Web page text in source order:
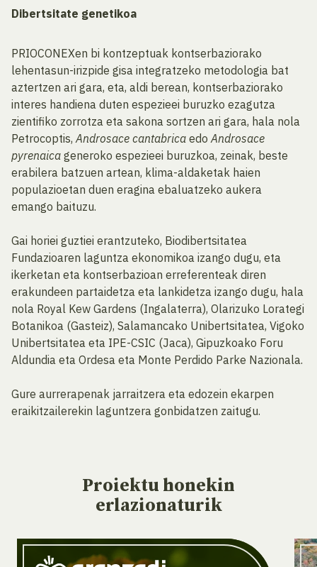
Dibertsitate genetikoa
PRIOCONEXen bi kontzeptuak kontserbaziorako
lehentasun-irizpide gisa integratzeko metodologia bat
aztertzen ari gara, eta, aldi berean, kontserbaziorako
interes handiena duten espezieei buruzko ezagutza
zientifiko zorrotza eta sakona sortzen ari gara, hala nola
Petrocoptis, Androsace cantabrica edo Androsace
pyrenaica generoko espezieei buruzkoa, zeinak, beste
erabilera batzuen artean, klima-aldaketak haien
populazioetan duen eragina ebaluatzeko aukera
emango baituzu.
Gai horiei guztiei erantzuteko, Biodibertsitatea
Fundazioaren laguntza ekonomikoa izango dugu, eta
ikerketan eta kontserbazioan erreferenteak diren
erakundeen partaidetza eta lankidetza izango dugu, hala
nola Royal Kew Gardens (Ingalaterra), Olarizuko Lorategi
Botanikoa (Gasteiz), Salamancako Unibertsitatea, Vigoko
Unibertsitatea eta IPE-CSIC (Jaca), Gipuzkoako Foru
Aldundia eta Ordesa eta Monte Perdido Parke Nazionala.
Gure aurrerapenak jarraitzera eta edozein ekarpen
eraikitzailerekin laguntzera gonbidatzen zaitugu.
Proiektu honekin
erlazionaturik